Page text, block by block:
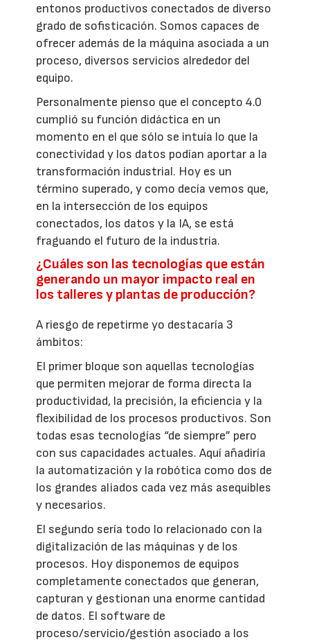
entonos productivos conectados de diverso
grado de sofisticación. Somos capaces de
ofrecer además de la máquina asociada a un
proceso, diversos servicios alrededor del
equipo.
Personalmente pienso que el concepto 4.0
cumplió su función didáctica en un
momento en el que sólo se intuía lo que la
conectividad y los datos podían aportar a la
transformación industrial. Hoy es un
término superado, y como decía vemos que,
en la intersección de los equipos
conectados, los datos y la IA, se está
fraguando el futuro de la industria.
¿Cuáles son las tecnologías que están
generando un mayor impacto real en
los talleres y plantas de producción?
A riesgo de repetirme yo destacaría 3
ámbitos:
El primer bloque son aquellas tecnologías
que permiten mejorar de forma directa la
productividad, la precisión, la eficiencia y la
flexibilidad de los procesos productivos. Son
todas esas tecnologías “de siempre” pero
con sus capacidades actuales. Aquí añadiría
la automatización y la robótica como dos de
los grandes aliados cada vez más asequibles
y necesarios.
El segundo sería todo lo relacionado con la
digitalización de las máquinas y de los
procesos. Hoy disponemos de equipos
completamente conectados que generan,
capturan y gestionan una enorme cantidad
de datos. El software de
proceso/servicio/gestión asociado a los